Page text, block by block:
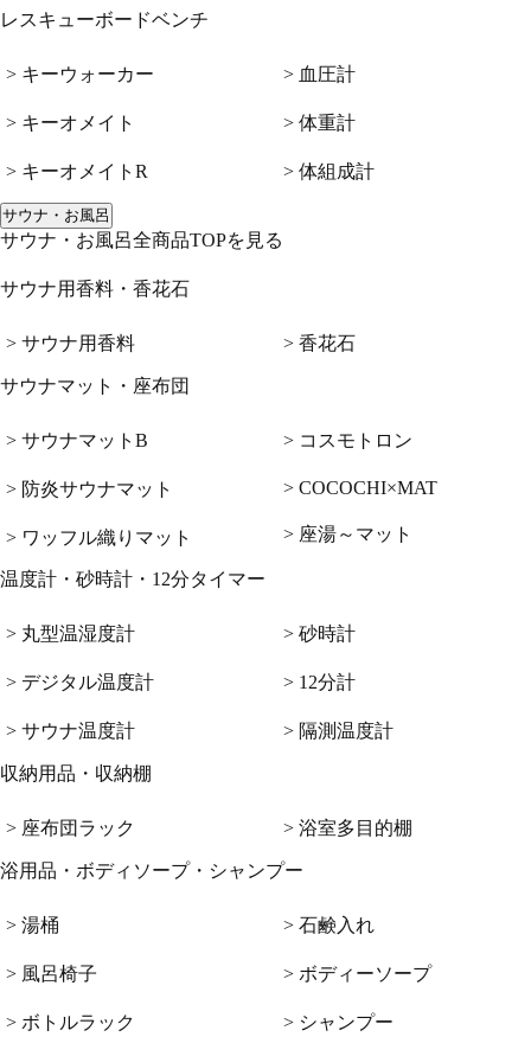
レスキューボードベンチ
> キーウォーカー
> キーオメイト
> キーオメイトR
> 血圧計
> 体重計
> 体組成計
サウナ・お風呂
サウナ・お風呂全商品TOPを見る
サウナ用香料・香花石
> サウナ用香料 > 香花石
サウナマット・座布団
> サウナマットB
> 防炎サウナマット
> ワッフル織りマット
> コスモトロン
> COCOCHI×MAT
> 座湯～マット
温度計・砂時計・12分タイマー
> 丸型温湿度計
> デジタル温度計
> サウナ温度計
> 砂時計
> 12分計
> 隔測温度計
収納用品・収納棚
> 座布団ラック > 浴室多目的棚
浴用品・ボディソープ・シャンプー
> 湯桶
> 風呂椅子
> ボトルラック
> 石鹸入れ
> ボディーソープ
> シャンプー